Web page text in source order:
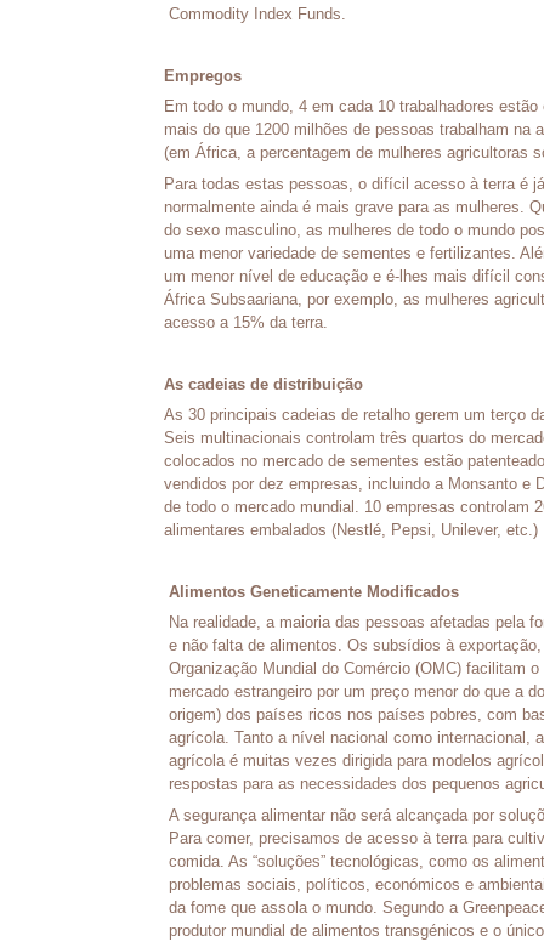
Commodity Index Funds.
Empregos
Em todo o mundo, 4 em cada 10 trabalhadores
mais do que 1200 milhões de pessoas trabalham na
(em África, a percentagem de mulheres agricultoras
Para todas estas pessoas, o difícil acesso à terra é
normalmente ainda é mais grave para as mulheres.
do sexo masculino, as mulheres de todo o mundo
uma menor variedade de sementes e fertilizantes.
um menor nível de educação e é-lhes mais difícil
África Subsaariana, por exemplo, as mulheres
acesso a 15% da terra.
As cadeias de distribuição
As 30 principais cadeias de retalho gerem um terço
Seis multinacionais controlam três quartos do
colocados no mercado de sementes estão
vendidos por dez empresas, incluindo a Monsanto e
de todo o mercado mundial. 10 empresas controlam
alimentares embalados (Nestlé, Pepsi, Unilever, etc.)
Alimentos Geneticamente Modificados
Na realidade, a maioria das pessoas afetadas pela
e não falta de alimentos. Os subsídios à
Organização Mundial do Comércio (OMC) facilitam
mercado estrangeiro por um preço menor do que a
origem) dos países ricos nos países pobres, com
agrícola. Tanto a nível nacional como internacional,
agrícola é muitas vezes dirigida para modelos
respostas para as necessidades dos pequenos
A segurança alimentar não será alcançada por
Para comer, precisamos de acesso à terra para
comida. As “soluções” tecnológicas, como os
problemas sociais, políticos, económicos e
da fome que assola o mundo. Segundo a
produtor mundial de alimentos transgénicos e o